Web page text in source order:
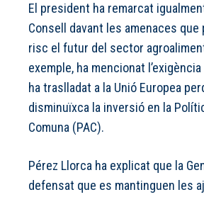
El president ha remarcat
Consell davant les amenaces que
risc el futur del sector
exemple, ha mencionat l’exigència
ha traslladat a la Unió Europea
disminuïxca la inversió en la
Comuna (PAC).
Pérez Llorca ha explicat que la
defensat que es mantinguen les